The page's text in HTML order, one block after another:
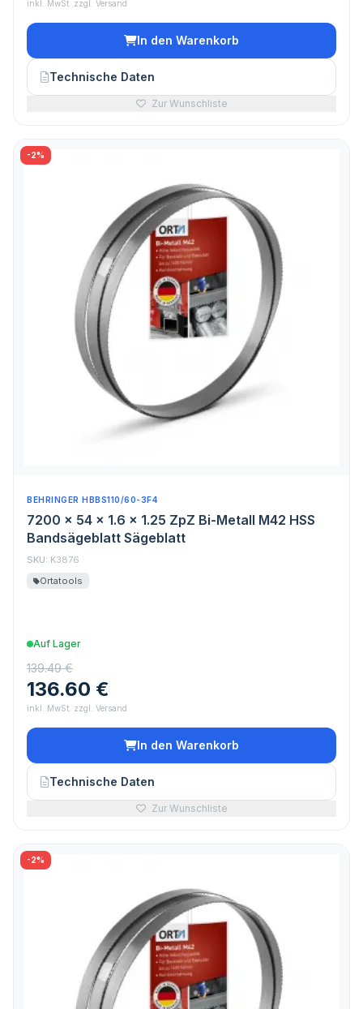
inkl. MwSt. zzgl. Versand
In den Warenkorb
Technische Daten
Zur Wunschliste
-2%
BEHRINGER HBBS110/60-3F4
7200 x 54 x 1.6 x 1.25 ZpZ Bi-Metall M42 HSS
Bandsägeblatt Sägeblatt
SKU: K3876
Ortatools
Auf Lager
139.49 €
136.60 €
inkl. MwSt. zzgl. Versand
In den Warenkorb
Technische Daten
Zur Wunschliste
-2%